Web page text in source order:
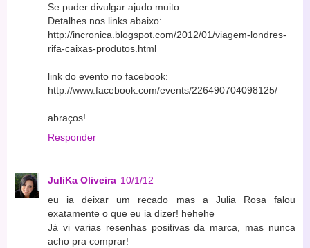
Se puder divulgar ajudo muito.
Detalhes nos links abaixo:
http://incronica.blogspot.com/2012/01/viagem-londres-
rifa-caixas-produtos.html
link do evento no facebook:
http://www.facebook.com/events/226490704098125/
abraços!
Responder
JuliKa Oliveira 10/1/12
eu ia deixar um recado mas a Julia Rosa falou
exatamente o que eu ia dizer! hehehe
Já vi varias resenhas positivas da marca, mas nunca
acho pra comprar!